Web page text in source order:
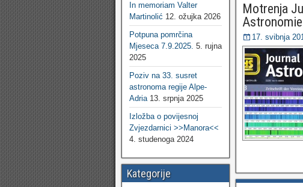
Motrenja
Astronomie
17. svibnja
In memoriam Valter
Martinolić 12. ožujka 2026
Potpuna pomrčina
Mjeseca 7.9.2025. 5. rujna
2025
Poziv na 33. susret
astronoma regije Alpe-
Adria 13. srpnja 2025
Izložba o povijesnoj
Zvjezdarnici >>Manora<<
4. studenoga 2024
Kategorije